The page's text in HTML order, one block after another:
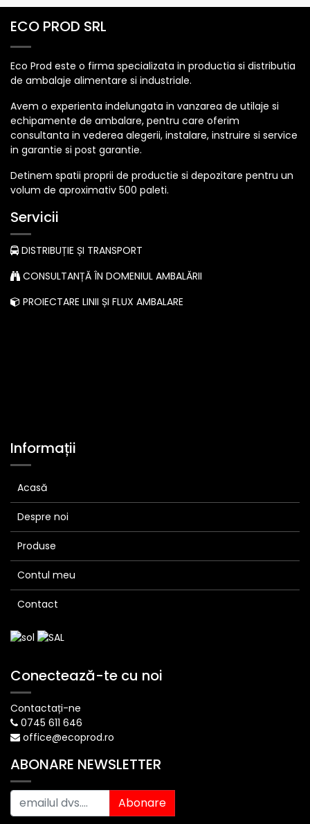
ECO PROD SRL
Eco Prod este o firma specializata in productia si distributia
de ambalaje alimentare si industriale.
Avem o experienta indelungata in vanzarea de utilaje si
echipamente de ambalare, pentru care oferim
consultanta in vederea alegerii, instalare, instruire si service
in garantie si post garantie.
Detinem spatii proprii de productie si depozitare pentru un
volum de aproximativ 500 paleti.
Servicii
DISTRIBUȚIE ȘI TRANSPORT
CONSULTANȚĂ ÎN DOMENIUL AMBALĂRII
PROIECTARE LINII ȘI FLUX AMBALARE
Informații
Acasă
Despre noi
Produse
Contul meu
Contact
Conectează-te cu noi
Contactați-ne
0745 611 646
office@ecoprod.ro
ABONARE NEWSLETTER
Abonare